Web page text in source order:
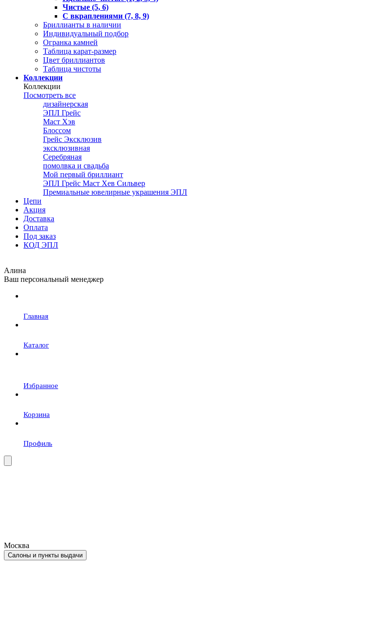
Чистые (5, 6)
С вкраплениями (7, 8, 9)
Бриллианты в наличии
Индивидуальный подбор
Огранка камней
Таблица карат-размер
Цвет бриллиантов
Таблица чистоты
Коллекции
Коллекции
Посмотреть все
дизайнерская
ЭПЛ Грейс
Маст Хэв
Блоссом
Грейс Эксклюзив
эксклюзивная
Серебряная
помолвка и свадьба
Мой первый бриллиант
ЭПЛ Грейс Маст Хев Сильвер
Премиальные ювелирные украшения ЭПЛ
Цепи
Акция
Доставка
Оплата
Под заказ
КОД ЭПЛ
Алина
Ваш персональный менеджер
Главная
Каталог
Избранное
Корзина
Профиль
Москва
Салоны и пункты выдачи